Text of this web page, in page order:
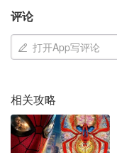
评论
打开App写评论
相关攻略